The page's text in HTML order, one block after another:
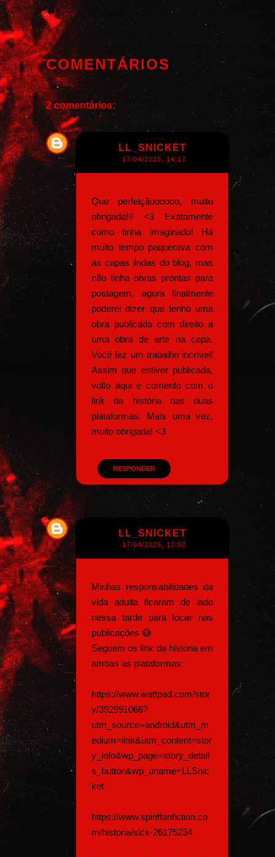
COMENTÁRIOS
2 comentários:
LL_SNICKET
17/04/2025, 14:17
Que perfeiçãoooooo, muito
obrigada!!! <3 Exatamente
como tinha imaginado! Há
muito tempo paquerava com
as capas lindas do blog, mas
não tinha obras prontas para
postagem, agora finalmente
poderei dizer que tenho uma
obra publicada com direito a
uma obra de arte na capa.
Você fez um trabalho incrível!
Assim que estiver publicada,
volto aqui e comento com o
link da história nas duas
plataformas. Mais uma vez,
muito obrigada! <3
RESPONDER
LL_SNICKET
17/04/2025, 17:00
Minhas responsabilidades da
vida adulta ficaram de lado
nessa tarde para focar nas
publicações 😅
Seguem os link da história em
ambas as plataformas:
https://www.wattpad.com/stor
y/392991066?
utm_source=android&utm_m
edium=link&utm_content=stor
y_info&wp_page=story_detail
s_button&wp_uname=LLSnic
ket
https://www.spiritfanfiction.co
m/historia/sick-26175234